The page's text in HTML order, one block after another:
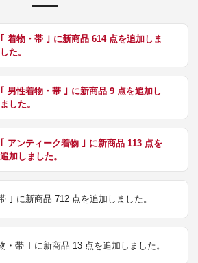
｢ 着物・帯 ｣ に新商品 614 点を追加しま
した。
｢ 男性着物・帯 ｣ に新商品 9 点を追加し
ました。
｢ アンティーク着物 ｣ に新商品 113 点を
追加しました。
｣ に新商品 712 点を追加しました。
・帯 ｣ に新商品 13 点を追加しました。